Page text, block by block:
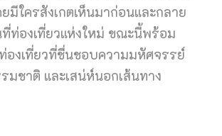
ยมีใครสังเกตเห็นมาก่อนและกลาย
ท่องเที่ยวแห่งใหม่ ขณะนี้พร้อม
องเที่ยวที่ชื่นชอบความมหัศจรรย์
มชาติ และเสน่ห์นอกเส้นทาง